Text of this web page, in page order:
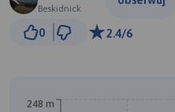
Beskidnick
0 2.4/6
248 m